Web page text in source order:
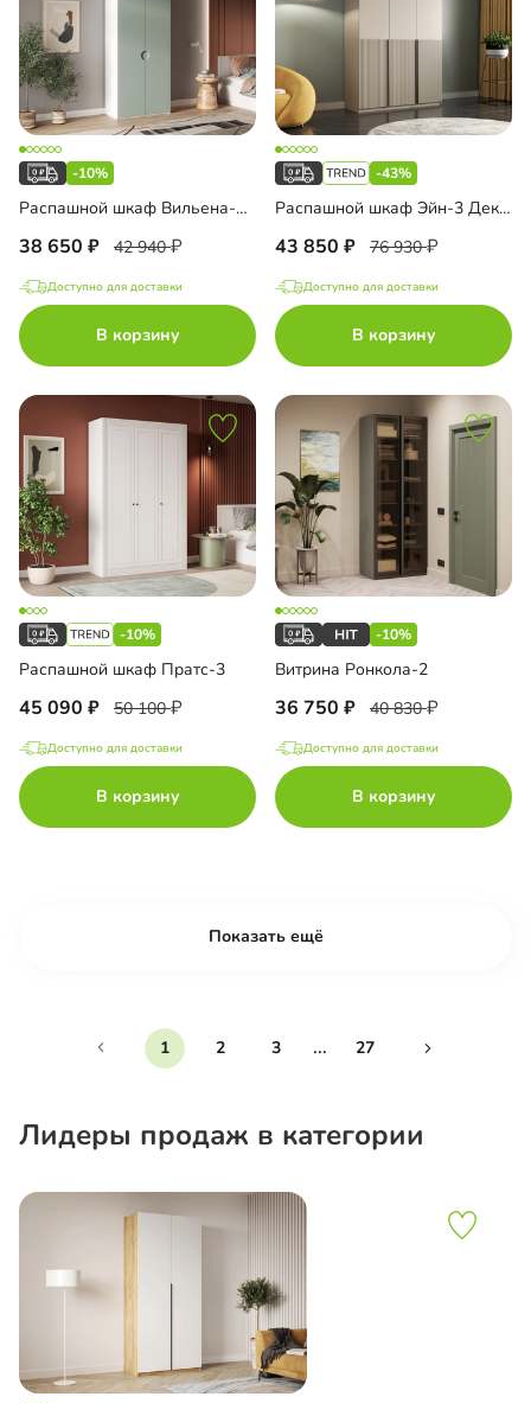
-10%
Распашной шкаф Вильена-2 с антресолью
38 650 42 940
Доступно для доставки
В корзину
-43%
Распашной шкаф Эйн-3 Декор 1
43 850 76 930
Доступно для доставки
В корзину
-10%
Распашной шкаф Пратс-3
45 090 50 100
Доступно для доставки
В корзину
-10%
Витрина Ронкола-2
36 750 40 830
Доступно для доставки
В корзину
Показать ещё
1 2 3 ... 27
Лидеры продаж в категории